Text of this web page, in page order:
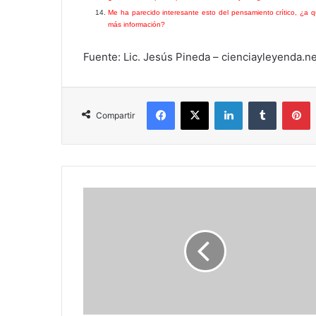
Me ha parecido interesante esto del pensamiento crítico, ¿a
más información?
Fuente: Lic. Jesús Pineda –
Compartir
Facebook
X LinkedInTumblr